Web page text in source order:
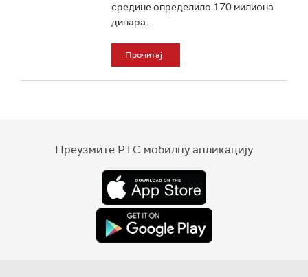
средине определило 170 милиона
динара...
Прочитај
Преузмите РТС мобилну апликацију